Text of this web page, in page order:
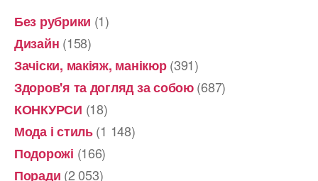
Без рубрики (1)
Дизайн (158)
Зачіски, макіяж, манікюр(391)
Здоров'я та догляд за собою(687)
КОНКУРСИ (18)
Мода і стиль(1 148)
Подорожі (166)
Поради (2 053)